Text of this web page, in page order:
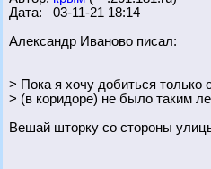
Дата: 03-11-21 18:14
Александр Иваново писал:
> Пока я хочу добиться только
> (в коридоре) не было таким
Вешай шторку со стороны